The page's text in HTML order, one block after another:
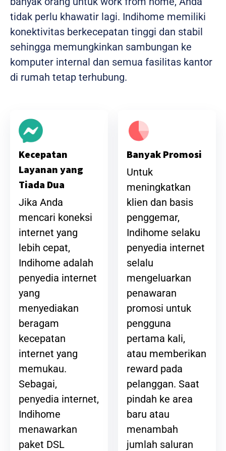
tidak perlu khawatir lagi. Indihome memiliki
konektivitas berkecepatan tinggi dan stabil
sehingga memungkinkan sambungan ke
komputer internal dan semua fasilitas kantor
di rumah tetap terhubung.
Kecepatan
Layanan yang
Tiada Dua
Jika Anda
mencari koneksi
internet yang
lebih cepat,
Indihome adalah
penyedia internet
yang
menyediakan
beragam
kecepatan
internet yang
memukau.
Sebagai,
penyedia internet,
Indihome
menawarkan
paket DSL
Banyak Promosi
Untuk
meningkatkan
klien dan basis
penggemar,
Indihome selaku
penyedia internet
selalu
mengeluarkan
penawaran
promosi untuk
pengguna
pertama kali,
atau memberikan
reward pada
pelanggan. Saat
pindah ke area
baru atau
menambah
jumlah saluran